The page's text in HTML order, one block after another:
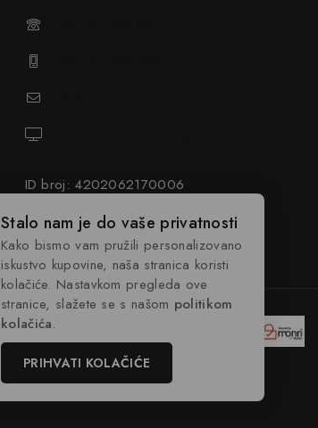
ID broj: 4202062170006
PDV broj: 202062170006
Stalo nam je do vaše privatnosti
Kako bismo vam pružili personalizovano
iskustvo kupovine, naša stranica koristi
kolačiće. Nastavkom pregleda ove
stranice, slažete se s našom politikom
kolačića.
PRIHVATI KOLAČIĆE